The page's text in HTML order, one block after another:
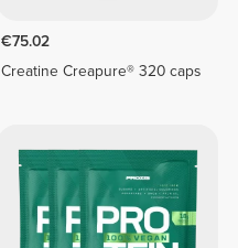
€75.02
Creatine Creapure® 320 caps